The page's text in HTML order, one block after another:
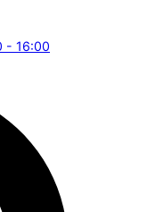
- 16:00